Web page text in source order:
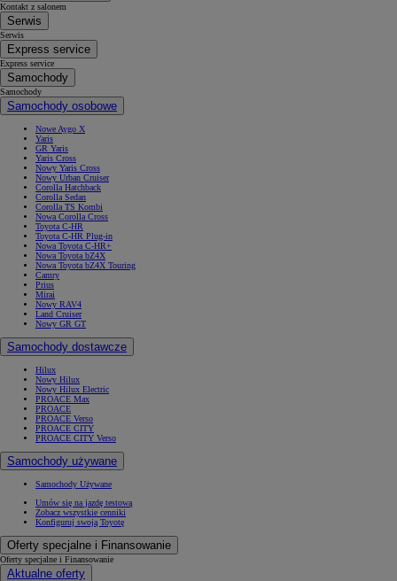
Kontakt z salonem
Serwis
Serwis
Express service
Express service
Samochody
Samochody
Samochody osobowe
Nowe Aygo X
Yaris
GR Yaris
Yaris Cross
Nowy Yaris Cross
Nowy Urban Cruiser
Corolla Hatchback
Corolla Sedan
Corolla TS Kombi
Nowa Corolla Cross
Toyota C-HR
Toyota C-HR Plug-in
Nowa Toyota C-HR+
Nowa Toyota bZ4X
Nowa Toyota bZ4X Touring
Camry
Prius
Mirai
Nowy RAV4
Land Cruiser
Nowy GR GT
Samochody dostawcze
Hilux
Nowy Hilux
Nowy Hilux Electric
PROACE Max
PROACE
PROACE Verso
PROACE CITY
PROACE CITY Verso
Samochody używane
Samochody Używane
Umów się na jazdę testową
Zobacz wszystkie cenniki
Konfiguruj swoją Toyotę
Oferty specjalne i Finansowanie
Oferty specjalne i Finansowanie
Aktualne oferty